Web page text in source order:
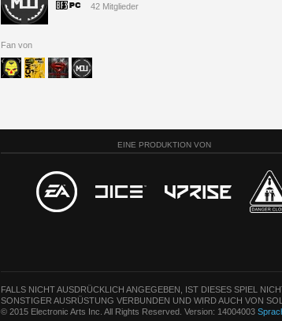
42 Mitglieder
Fan von
EINE PRODUKTION VON
FALLS NICHT AUSDRÜCKLICH ANGEGEBEN, IST DIESES SPIEL
SONSTIGER AUSRÜSTUNG VERBUNDEN UND WIRD AUCH VON
© 2015 Electronic Arts Inc. All Rights Reserved. Version: 14004003